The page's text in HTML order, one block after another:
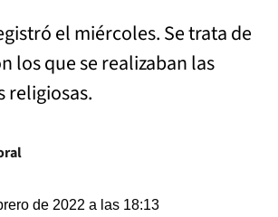
el miércoles. Se trata de
los que se realizaban las
religiosas.
de 2022 a las 18:13